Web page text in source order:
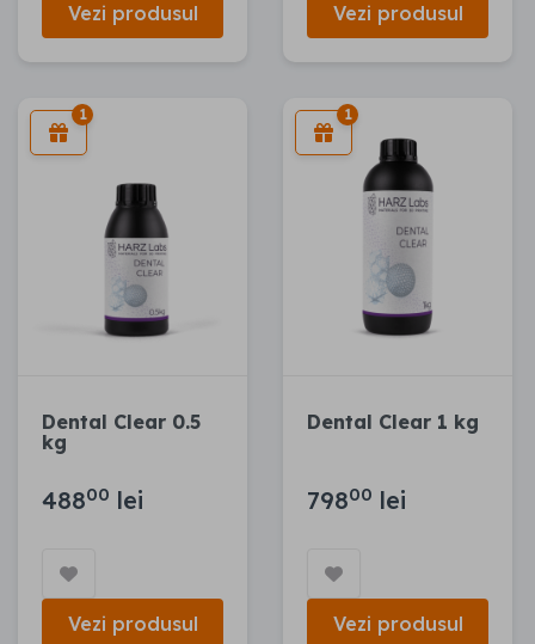
Vezi produsul Vezi produsul
1
Dental Clear 0.5
kg
48800 lei
Vezi produsul
1
Dental Clear 1 kg
79800 lei
Vezi produsul